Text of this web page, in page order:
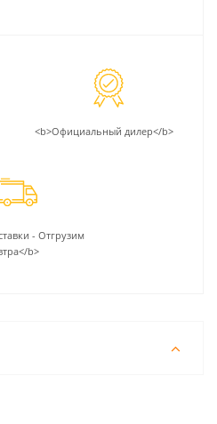
<b>Официальный дилер</b>
- Отгрузим
b>